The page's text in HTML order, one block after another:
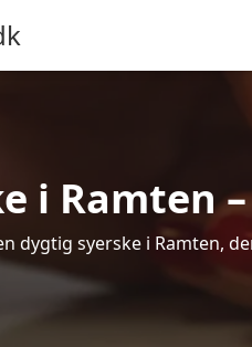
i Ramten
dygtig syerske i Ramten,